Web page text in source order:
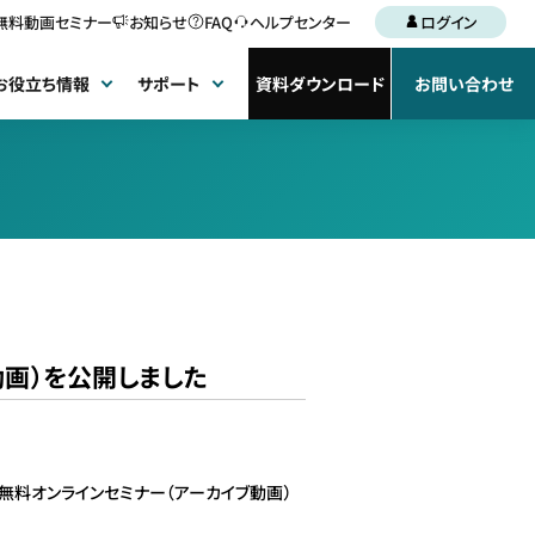
料動画セミナー お知らせ FAQ ヘルプセンター ログイン
役立ち情報 サポート 資料ダウンロード お問い合わせ
）を公開しました
オンラインセミナー（アーカイブ動画）